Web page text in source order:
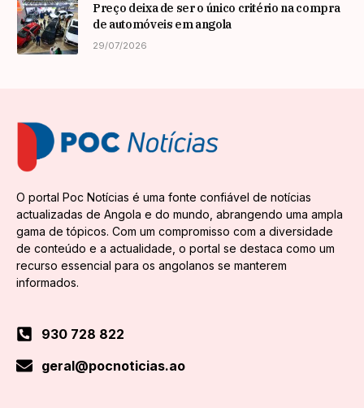
Preço deixa de ser o único critério na compra
de automóveis em angola
29/07/2026
O portal Poc Notícias é uma fonte confiável de notícias
actualizadas de Angola e do mundo, abrangendo uma ampla
gama de tópicos. Com um compromisso com a diversidade
de conteúdo e a actualidade, o portal se destaca como um
recurso essencial para os angolanos se manterem
informados.
930 728 822
geral@pocnoticias.ao